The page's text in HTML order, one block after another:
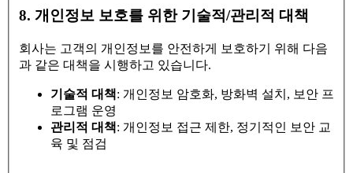
8. 개인정보 보호를 위한 기술적/관리적 대책
회사는 고객의 개인정보를 안전하게 보호하기 위해 다음
과 같은 대책을 시행하고 있습니다.
기술적 대책: 개인정보 암호화, 방화벽 설치, 보안 프
로그램 운영
관리적 대책: 개인정보 접근 제한, 정기적인 보안 교
육 및 점검